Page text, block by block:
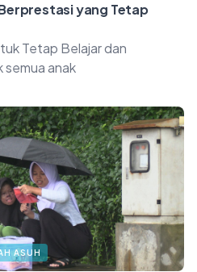
yang Tetap
Tetap Belajar dan
semua anak
ASUH